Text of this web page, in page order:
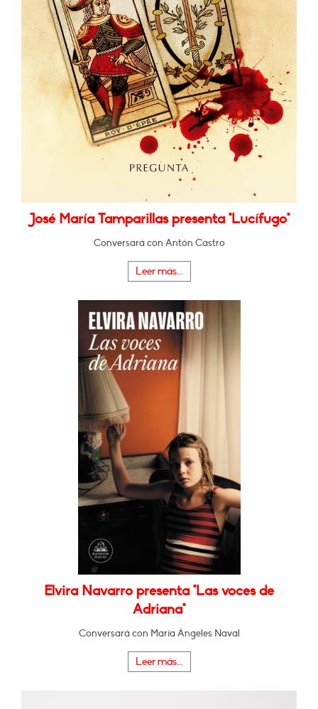
José María Tamparillas presenta "Lucífugo"
Conversará con Antón Castro
Leer más...
Elvira Navarro presenta "Las voces de
Adriana"
Conversará con María Ángeles Naval
Leer más...